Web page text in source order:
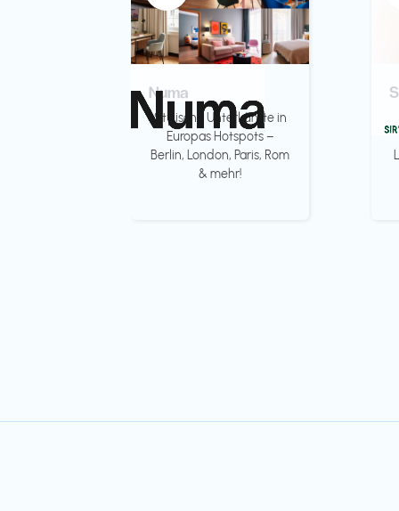
Numa
Stylische Unterkünfte in
Europas Hotspots –
Berlin, London, Paris, Rom
& mehr!